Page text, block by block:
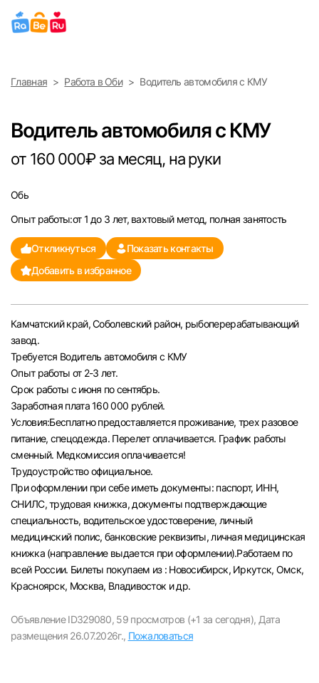
Выберите город
Санкт-Петербург
Ижевск
Екатеринбург
Саратов
Казань
Челябинск
Пермь
Самара
Оренбург
Волгоград
Ульяновск
Курган
Главная Работа в Оби Водитель автомобиля с КМУ
Водитель автомобиля с КМУ
от 160 000₽ за месяц, на руки
Обь
Опыт работы:от 1 до 3 лет, вахтовый метод, полная занятость
Откликнуться
Показать контакты
Добавить в избранное
Камчатский край, Соболевский район, рыбоперерабатывающий
завод.
Требуется Водитель автомобиля с КМУ
Опыт работы от 2-3 лет.
Срок работы с июня по сентябрь.
Заработная плата 160 000 рублей.
Условия:Бесплатно предоставляется проживание, трех разовое
питание, спецодежда. Перелет оплачивается. График работы
сменный. Медкомиссия оплачивается!
Трудоустройство официальное.
При оформлении при себе иметь документы: паспорт, ИНН,
СНИЛС, трудовая книжка, документы подтверждающие
специальность, водительское удостоверение, личный
медицинский полис, банковские реквизиты, личная медицинская
книжка (направление выдается при оформлении).Работаем по
всей России. Билеты покупаем из : Новосибирск, Иркутск, Омск,
Красноярск, Москва, Владивосток и др.
Объявление ID329080, 59 просмотров (+1 за сегодня), Дата
размещения 26.07.2026г., Пожаловаться